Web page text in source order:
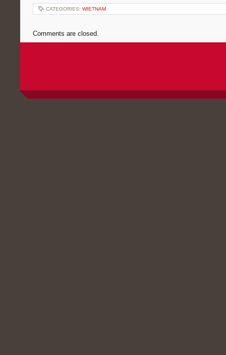
CATEGORIES: WIETNAM
Comments are closed.